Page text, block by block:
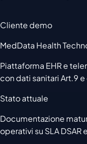
Cliente demo
MedData Health
Piattaforma EHR e
con dati sanitari Art.9
Stato attuale
Documentazione
operativi su SLA